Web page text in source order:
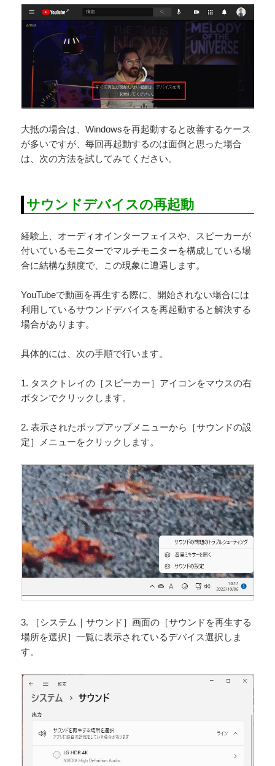
大抵の場合は、Windowsを再起動すると改善するケース
が多いですが、毎回再起動するのは面倒と思った場合
は、次の方法を試してみてください。
サウンドデバイスの再起動
経験上、オーディオインターフェイスや、スピーカーが
付いているモニターでマルチモニターを構成している場
合に結構な頻度で、この現象に遭遇します。
YouTubeで動画を再生する際に、開始されない場合には
利用しているサウンドデバイスを再起動すると解決する
場合があります。
具体的には、次の手順で行います。
1. タスクトレイの［スピーカー］アイコンをマウスの右
ボタンでクリックします。
2. 表示されたポップアップメニューから［サウンドの設
定］メニューをクリックします。
3. ［システム｜サウンド］画面の［サウンドを再生する
場所を選択］一覧に表示されているデバイス選択しま
す。